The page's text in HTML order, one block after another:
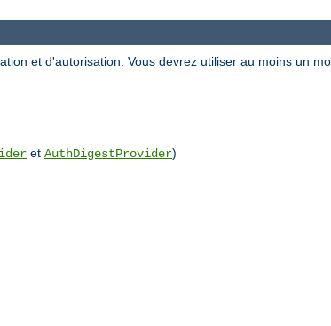
et d'autorisation. Vous devrez utiliser au moins un
et AuthDigestProvider)